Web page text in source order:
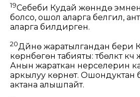
19Себеби Кудай жөнүндө эмнени
болсо, ошол аларга белгилүү,
аларга билдирген.
20Дүйнө жаратылгандан бери
көрүнбөгөн табияты: түбөлүктүү
Анын жараткан нерселерин
аркылуу көрүнөт. Ошондуктан
актана алышпайт.